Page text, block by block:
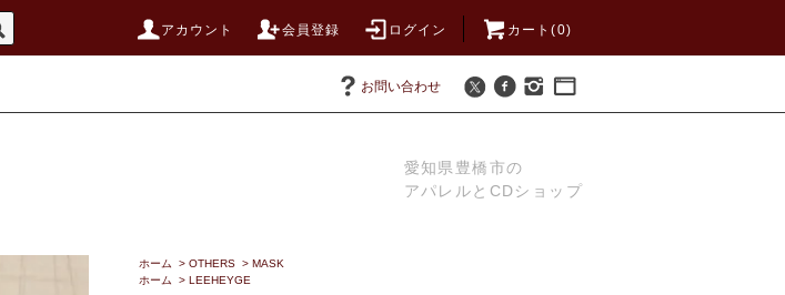
アカウント 会員登録 ログイン カート(0)
お問い合わせ
愛知県豊橋市の
アパレルとCDショップ
ホーム > OTHERS > MASK
ホーム
> LEEHEYGE